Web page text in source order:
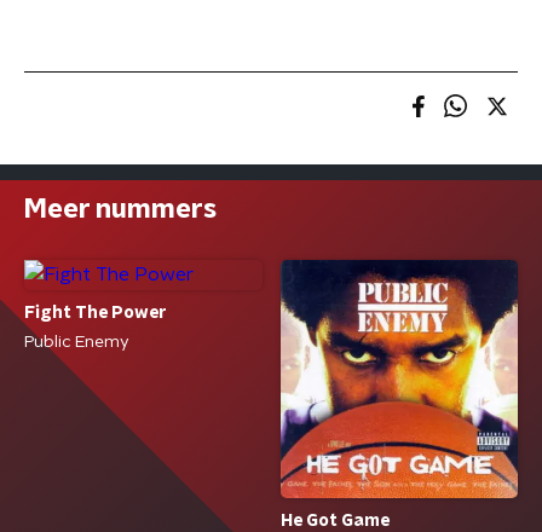
Meer nummers
Fight The Power
Public Enemy
He Got Game